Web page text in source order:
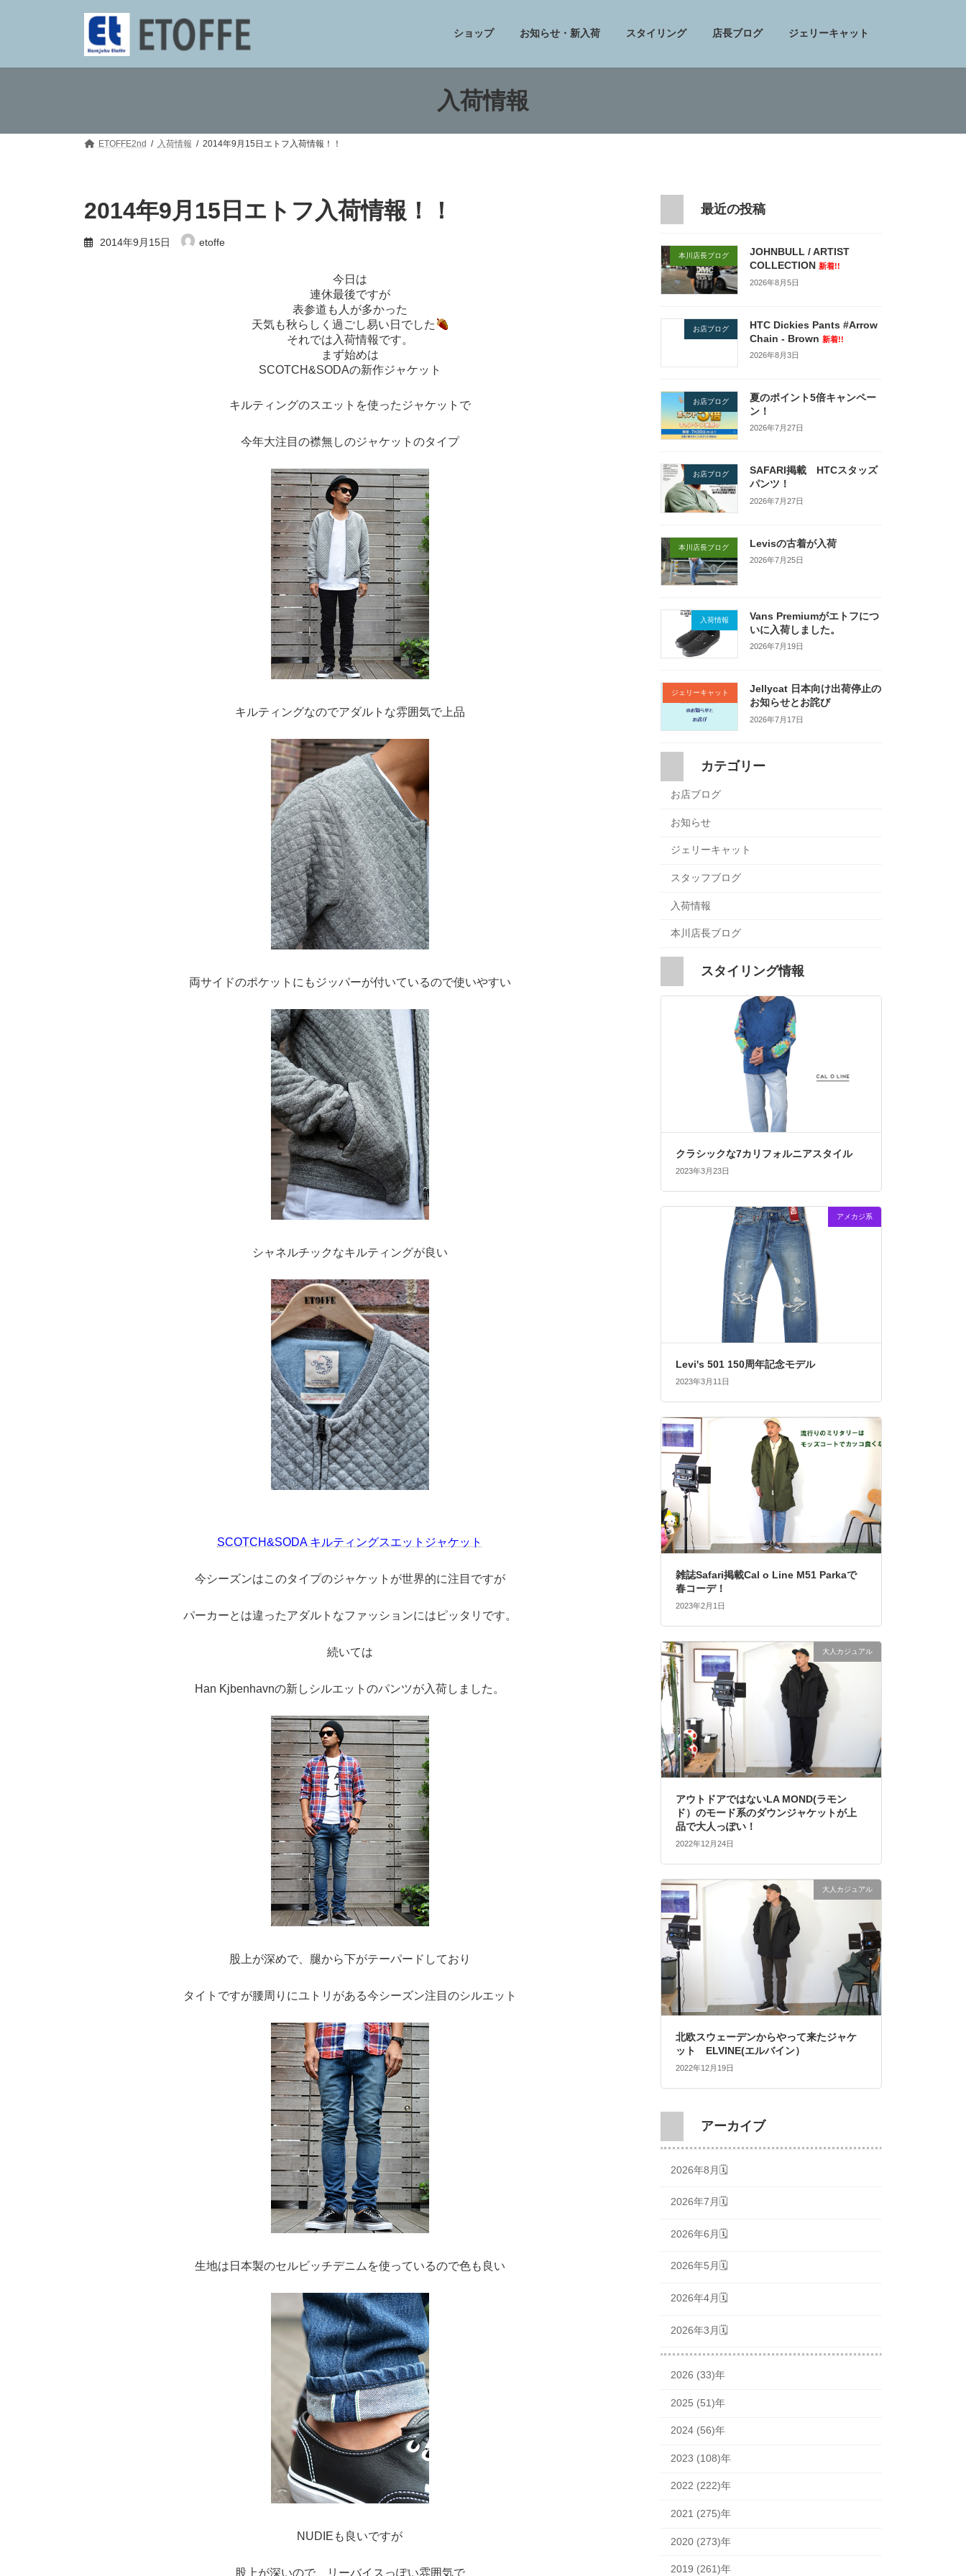
ツ
シ
ショップ お知らせ・新入荷 スタイリング 店長ブログ ジェリーキャット
入荷情報
ETOFFE2nd 入荷情報 2014年9月15日エトフ入荷情報！！
2014年9月15日エトフ入荷情報！！
2014年9月15日 etoffe
今日は
連休最後ですが
表参道も人が多かった
天気も秋らしく過ごし易い日でした
それでは入荷情報です。
まず始めは
SCOTCH&SODAの新作ジャケット
キルティングのスエットを使ったジャケットで
今年大注目の襟無しのジャケットのタイプ
キルティングなのでアダルトな雰囲気で上品
両サイドのポケットにもジッパーが付いているので使いやすい
シャネルチックなキルティングが良い
SCOTCH&SODA キルティングスエットジャケット
今シーズンはこのタイプのジャケットが世界的に注目ですが
パーカーとは違ったアダルトなファッションにはピッタリです。
続いては
Han Kjbenhavnの新しシルエットのパンツが入荷しました。
股上が深めで、腿から下がテーパードしており
タイトですが腰周りにユトリがある今シーズン注目のシルエット
生地は日本製のセルビッチデニムを使っているので色も良い
NUDIEも良いですが
股上が深いので、リーバイスっぽい雰囲気で
最近の投稿
本川店長ブログ
JOHNBULL / ARTIST
COLLECTION 新着!!
2026年8月5日
お店ブログ
HTC Dickies Pants #Arrow
Chain - Brown 新着!!
2026年8月3日
お店ブログ
夏のポイント5倍キャンペー
ン！
2026年7月27日
お店ブログ
SAFARI掲載 HTCスタッズ
パンツ！
2026年7月27日
本川店長ブログ Levisの古着が入荷
2026年7月25日
入荷情報
Vans Premiumがエトフにつ
いに入荷しました。
2026年7月19日
ジェリーキャット
Jellycat 日本向け出荷停止の
お知らせとお詫び
2026年7月17日
カテゴリー
お店ブログ
お知らせ
ジェリーキャット
スタッフブログ
入荷情報
本川店長ブログ
スタイリング情報
クラシックな7カリフォルニアスタイル
2023年3月23日
アメカジ系
Levi's 501 150周年記念モデル
2023年3月11日
雑誌Safari掲載Cal o Line M51 Parkaで
春コーデ！
2023年2月1日
大人カジュアル
アウトドアではないLA MOND(ラモン
ド）のモード系のダウンジャケットが上
品で大人っぽい！
2022年12月24日
大人カジュアル
北欧スウェーデンからやって来たジャケ
ット ELVINE(エルバイン）
2022年12月19日
アーカイブ
2026年8月🗓
2026年7月🗓
2026年6月🗓
2026年5月🗓
2026年4月🗓
2026年3月🗓
2026 (33)年
2025 (51)年
2024 (56)年
2023 (108)年
2022 (222)年
2021 (275)年
2020 (273)年
2019 (261)年